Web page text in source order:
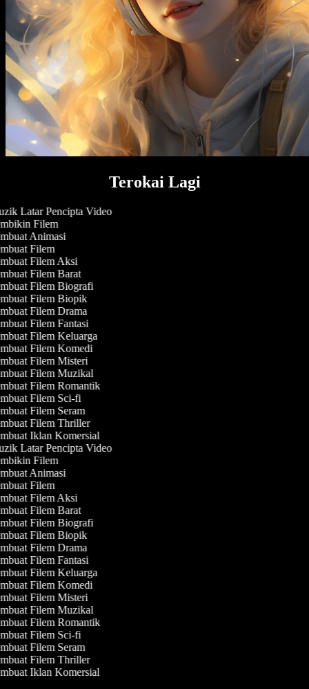
Terokai Lagi
Latar Pencipta Video
Filem
Animasi
Filem
Filem Aksi
Filem Barat
Filem Biografi
Filem Biopik
Filem Drama
Filem Fantasi
Filem Keluarga
Filem Komedi
Filem Misteri
Filem Muzikal
Filem Romantik
Filem Sci-fi
Filem Seram
Filem Thriller
Iklan Komersial
Latar Pencipta Video
Filem
Animasi
Filem
Filem Aksi
Filem Barat
Filem Biografi
Filem Biopik
Filem Drama
Filem Fantasi
Filem Keluarga
Filem Komedi
Filem Misteri
Filem Muzikal
Filem Romantik
Filem Sci-fi
Filem Seram
Filem Thriller
Iklan Komersial